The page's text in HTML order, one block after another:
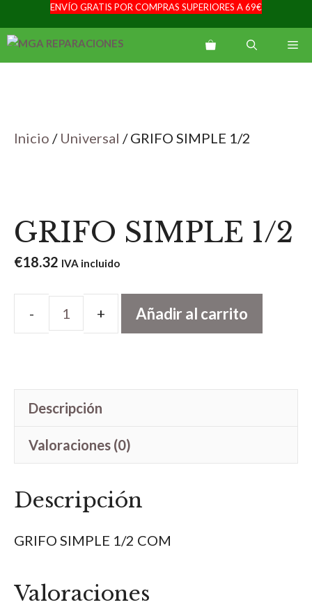
al
ENVÍO GRATIS POR COMPRAS SUPERIORES A 69€
Inicio / Universal / GRIFO SIMPLE 1/2
GRIFO SIMPLE 1/2
€18.32 IVA incluido
GRIFO
cantidad
Añadir al carrito
Descripción
Valoraciones (0)
Descripción
GRIFO SIMPLE 1/2 COM
Valoraciones